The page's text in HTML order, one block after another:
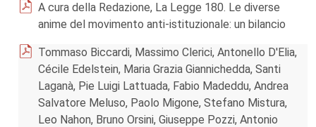
A cura della Redazione, La Legge 180. Le diverse
anime del movimento anti-istituzionale: un bilancio
Tommaso Biccardi, Massimo Clerici, Antonello D'Elia,
Cécile Edelstein, Maria Grazia Giannichedda, Santi
Laganà, Pie Luigi Lattuada, Fabio Madeddu, Andrea
Salvatore Meluso, Paolo Migone, Stefano Mistura,
Leo Nahon, Bruno Orsini, Giuseppe Pozzi, Antonio